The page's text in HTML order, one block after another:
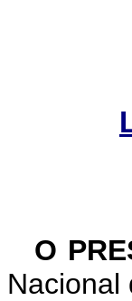
O
Nacional